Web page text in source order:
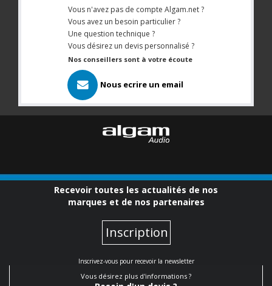
Vous n'avez pas de compte Algam.net ?
Vous avez un besoin particulier ?
Une question technique ?
Vous désirez un devis personnalisé ?
Nos conseillers sont à votre écoute
Nous ecrire un email
Recevoir toutes les actualités de nos
marques et de nos partenaires
Inscription
Inscrivez-vous pour recevoir la newsletter
Vous désirez plus d'informations ?